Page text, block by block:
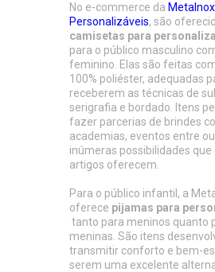
No e-commerce da Metalnox
Personalizáveis, são
camisetas para
para o público masculino
feminino. Elas são feitas
100% poliéster, adequadas
receberem as técnicas de
serigrafia e bordado. Itens
fazer parcerias de brindes
academias, eventos entre
inúmeras possibilidades que
artigos oferecem.
Para o público infantil, a
oferece pijamas para
tanto para meninos quanto
meninas. São itens
transmitir conforto e bem-
serem uma excelente